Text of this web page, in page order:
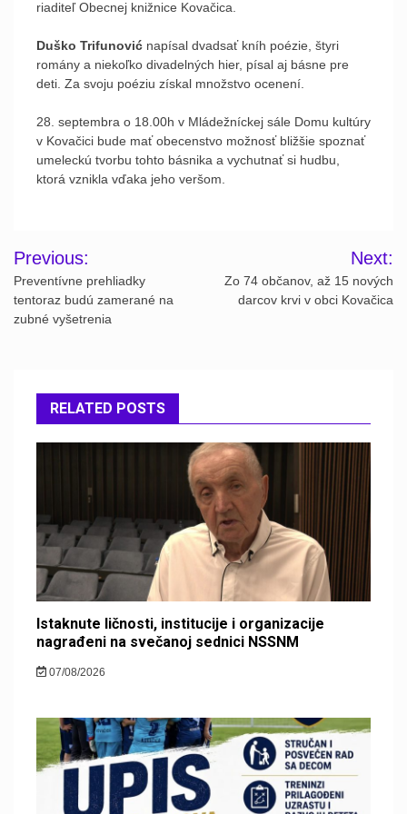
riaditeľ Obecnej knižnice Kovačica.
Duško Trifunović napísal dvadsať kníh poézie, štyri
romány a niekoľko divadelných hier, písal aj básne pre
deti. Za svoju poéziu získal množstvo ocenení.
28. septembra o 18.00h v Mládežníckej sále Domu kultúry
v Kovačici bude mať obecenstvo možnosť bližšie spoznať
umeleckú tvorbu tohto básnika a vychutnať si hudbu,
ktorá vznikla vďaka jeho veršom.
Post
navigation
Previous:
Preventívne prehliadky
tentoraz budú zamerané na
zubné vyšetrenia
Next:
Zo 74 občanov, až 15 nových
darcov krvi v obci Kovačica
RELATED POSTS
Istaknute ličnosti, institucije i organizacije
nagrađeni na svečanoj sednici NSSNM
07/08/2026